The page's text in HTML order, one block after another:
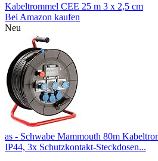
Kabeltrommel CEE 25 m 3 x 2,5 cm
Bei Amazon kaufen
Neu
as - Schwabe Mammouth 80m
IP44, 3x Schutzkontakt-Steckdosen...